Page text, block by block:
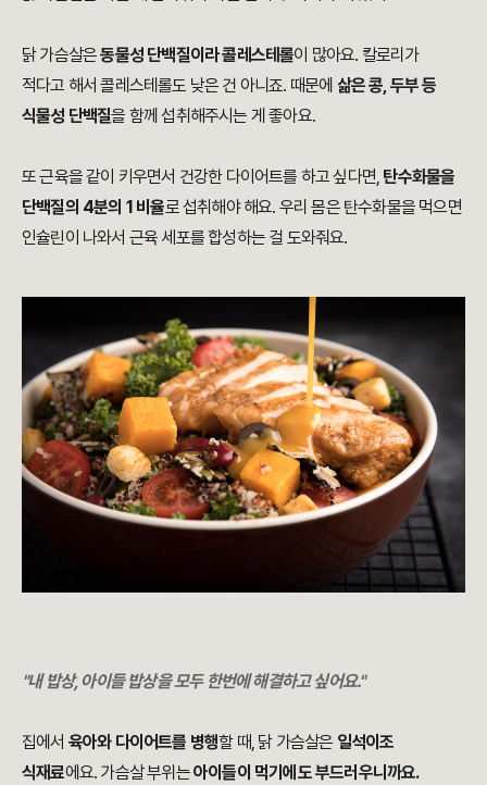
닭 가슴살은동물성 단백질이라 콜레스테롤이 많아요. 칼로리가
적다고 해서 콜레스테롤도 낮은 건 아니죠. 때문에 삶은 콩, 두부 등
식물성 단백질을 함께 섭취해주시는 게 좋아요.
또 근육을 같이 키우면서 건강한 다이어트를 하고 싶다면, 탄수화물을
단백질의 4분의 1 비율로 섭취해야 해요. 우리 몸은 탄수화물을 먹으면
인슐린이 나와서 근육 세포를 합성하는 걸 도와줘요.
"내 밥상, 아이들 밥상을 모두 한번에 해결하고 싶어요."
집에서 육아와 다이어트를 병행할 때, 닭 가슴살은 일석이조
식재료에요. 가슴살 부위는아이들이 먹기에도 부드러우니까요.